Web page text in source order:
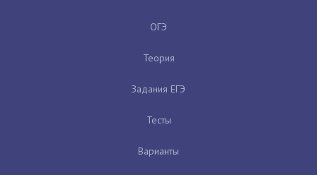
ОГЭ
Теория
Задания ЕГЭ
Тесты
Варианты